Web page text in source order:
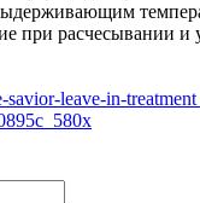
при расчесывании и